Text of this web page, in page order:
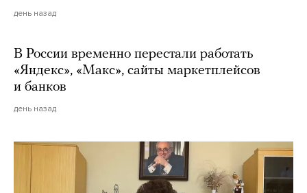
день назад
В России временно перестали работать
«Яндекс», «Макс», сайты маркетплейсов
и банков
день назад